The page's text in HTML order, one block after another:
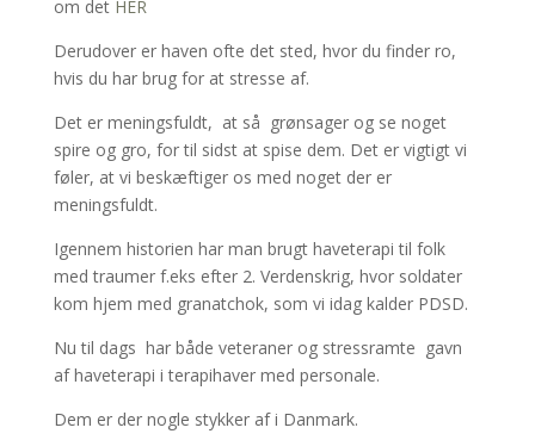
om det HER
Derudover er haven ofte det sted, hvor du finder ro,
hvis du har brug for at stresse af.
Det er meningsfuldt, at så grønsager og se noget
spire og gro, for til sidst at spise dem. Det er vigtigt vi
føler, at vi beskæftiger os med noget der er
meningsfuldt.
Igennem historien har man brugt haveterapi til folk
med traumer f.eks efter 2. Verdenskrig, hvor soldater
kom hjem med granatchok, som vi idag kalder PDSD.
Nu til dags har både veteraner og stressramte gavn
af haveterapi i terapihaver med personale.
Dem er der nogle stykker af i Danmark.